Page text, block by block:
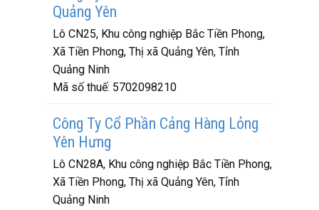
Quảng Yên
Lô CN25, Khu công nghiệp Bắc Tiền Phong,
Xã Tiền Phong, Thị xã Quảng Yên, Tỉnh
Quảng Ninh
Mã số thuế: 5702098210
Công Ty Cổ Phần Cảng Hàng Lỏng
Yên Hưng
Lô CN28A, Khu công nghiệp Bắc Tiền Phong,
Xã Tiền Phong, Thị xã Quảng Yên, Tỉnh
Quảng Ninh